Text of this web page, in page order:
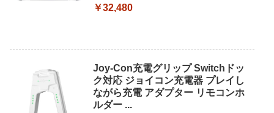
￥32,480
Joy-Con充電グリップ Switchドッ
ク対応 ジョイコン充電器 プレイし
ながら充電 アダプター リモコンホ
ルダー ...